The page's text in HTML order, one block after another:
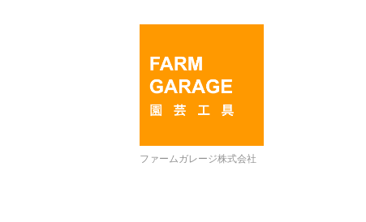
ファームガレージ株式会社